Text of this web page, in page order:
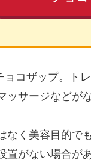
ョコザップ。ト
ッサージなどが
なく美容目的
置がない場合が